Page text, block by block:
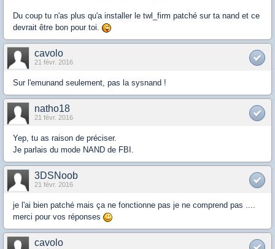
Du coup tu n'as plus qu'a installer le twl_firm patché sur ta nand et ce
devrait être bon pour toi.
cavolo
21 févr. 2016
Sur l'emunand seulement, pas la sysnand !
natho18
21 févr. 2016
Yep, tu as raison de préciser.
Je parlais du mode NAND de FBI.
3DSNoob
21 févr. 2016
je l'ai bien patché mais ça ne fonctionne pas je ne comprend pas ....
merci pour vos réponses
cavolo